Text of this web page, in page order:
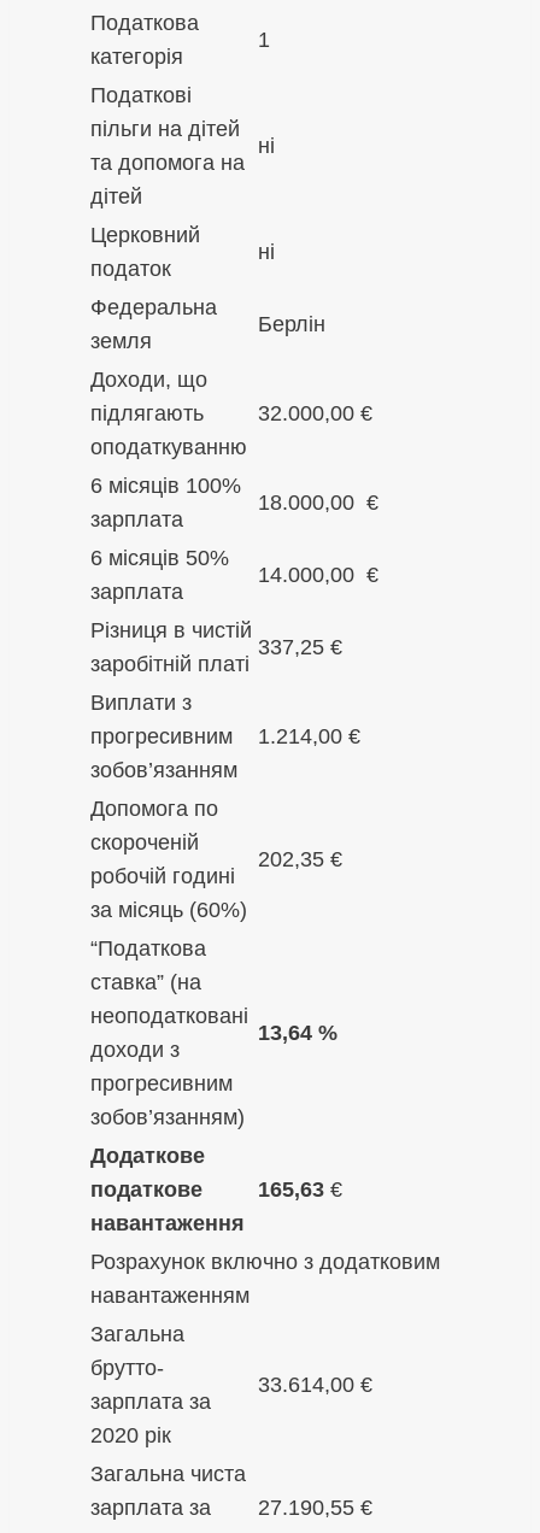
Податкова
категорія
1
Податкові
пільги на дітей
та допомога на
дітей
ні
Церковний
податок
ні
Федеральна
земля
Берлін
Доходи, що
підлягають
оподаткуванню
32.000,00 €
6 місяців 100%
зарплата
18.000,00 €
6 місяців 50%
зарплата
14.000,00 €
Різниця в чистій
заробітній платі
337,25 €
Виплати з
прогресивним
зобов’язанням
1.214,00 €
Допомога по
скороченій
робочій годині
за місяць (60%)
202,35 €
“Податкова
ставка” (на
неоподатковані
доходи з
прогресивним
зобов’язанням)
13,64 %
Додаткове
податкове
навантаження
165,63 €
Розрахунок включно з додатковим
навантаженням
Загальна
брутто-
зарплата за
2020 рік
33.614,00 €
Загальна чиста
зарплата за
27.190,55 €